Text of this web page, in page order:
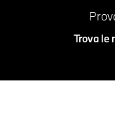
Trova le